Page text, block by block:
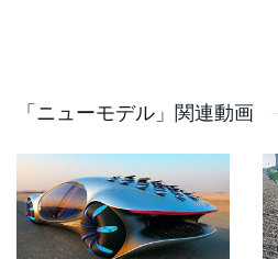
Follow us:
https://www.youtube.com/
✅ Source: Nissa
「ニューモデル」関連動画